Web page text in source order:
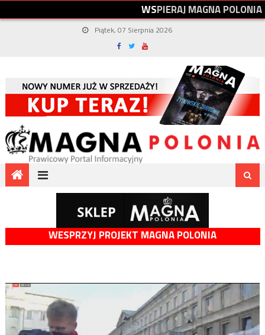
WSPIERAJMAGNAPOLONIA
Piątek, 07 Sierpnia 2026
WESPRZYJ PROJEKT MAGNA POLONIA